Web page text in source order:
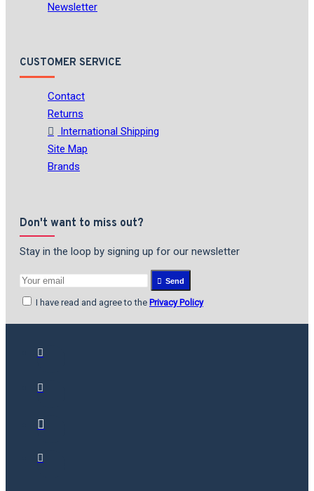
Newsletter
CUSTOMER SERVICE
Contact
Returns
International Shipping
Site Map
Brands
Don't want to miss out?
Stay in the loop by signing up for our newsletter
Send
I have read and agree to the Privacy Policy